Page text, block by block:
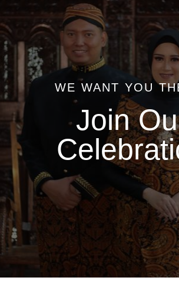
WE WANT YOU
Join